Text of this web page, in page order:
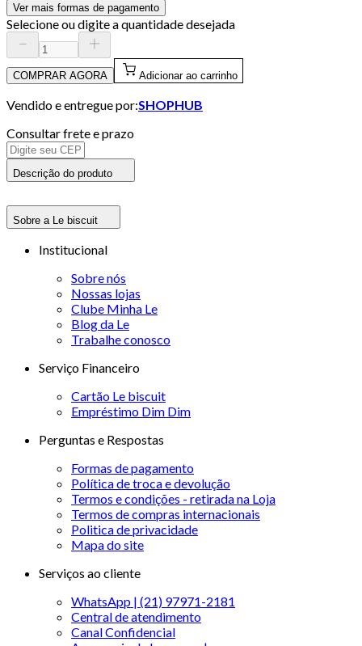
Ver mais formas de pagamento
Selecione ou digite a quantidade desejada
COMPRAR AGORA Adicionar ao carrinho
Vendido e entregue por:SHOPHUB
Consultar frete e prazo
Descrição do produto
Sobre a Le biscuit
Institucional
Sobre nós
Nossas lojas
Clube Minha Le
Blog da Le
Trabalhe conosco
Serviço Financeiro
Cartão Le biscuit
Empréstimo Dim Dim
Perguntas e Respostas
Formas de pagamento
Política de troca e devolução
Termos e condições - retirada na Loja
Termos de compras internacionais
Politica de privacidade
Mapa do site
Serviços ao cliente
WhatsApp | (21) 97971-2181
Central de atendimento
Canal Confidencial